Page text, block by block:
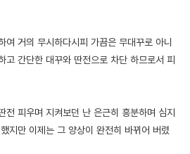
여 거의 무시하다시피 가끔은 무대꾸로 아니
고 간단한 대꾸와 딴전으로 차단 하므로서 피
전 피우며 지켜보던 난 은근히 흥분하며 심지
지만 이제는 그 양상이 완전히 바뀌어 버렸